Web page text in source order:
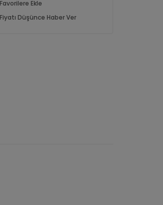
Favorilere Ekle
Fiyatı Düşünce Haber Ver